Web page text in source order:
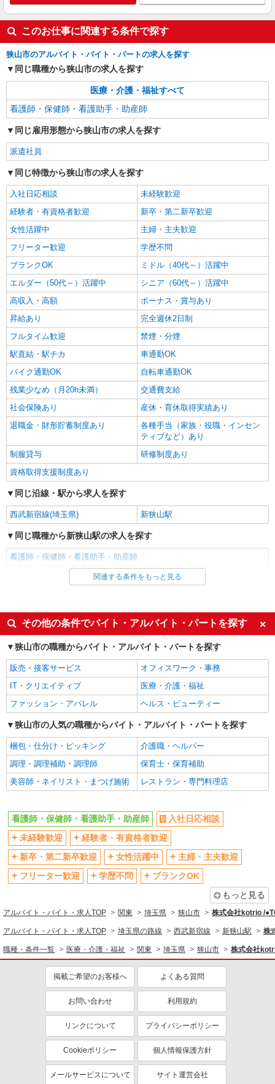
キープ
派遣社員
【職場環境◎】よすぎて全私が泣いた≫看護
助手募集♪未経験OK！
時給1600円〜2250円 ＜日払い有/週払い有/交
通費全支給(ガソリン代含む)＞
狭山市駅そば
キープ
職業紹介
株式会社kotrio /●SW-S-2156553
NEW
新狭山駅＊資格取得支援あり！病院の看護助
手◆未経験歓迎
【正社員】月給240,000〜400,000円 ・基本
給：200,000円〜220,000円 ・資格手当：10,000〜
30,000円 ・役職手当：10,000〜70,000円 ・処遇改
善手当：20,000〜60,000円（勤続年数、保有資格
により変動） ・固定残業手当：20,000円（10時
間） ※固定残業時間を超過する場合には超過勤務
手当として別途支給 ・夜勤手当：10,000円/1回
（上記給与とは別に支給） 下記資格をお持ちの方
歓迎 ・認知症介護基礎研修 ・初任者研修 ・実務
者研修 ・介護福祉士 など
埼玉県狭山市
キープ 詳細を見る
派遣社員
株式会社kotrio /●SI-H-2076300
≪新狭山駅≫16時帰宅もOK♪病院で補助だけ
のまったり作業
時給1600円〜2250円 ＜日払い有/週払い有/交
通費全支給(ガソリン代含む)＞
狭山市 ★来社不要
キープ 詳細を見る
職業紹介
株式会社kotrio /●SW-S-2080126
新狭山駅近く☆病院での看護助手♪週3日OK
のパートSTAFF◎
時給1550円〜2312円 ＜交通費全支給(ガソリ
ン代含む)＞
埼玉県狭山市
詳細を見る
このお仕事に関連する条件で探す
狭山市のアルバイト・バイト・パートの求人を探す
同じ職種から狭山市の求人を探す
医療・介護・福祉すべて
看護師・保健師・看護助手・助産師
同じ雇用形態から狭山市の求人を探す
派遣社員
同じ特徴から狭山市の求人を探す
入社日応相談
未経験歓迎
経験者・有資格者歓迎
新卒・第二新卒歓迎
女性活躍中
主婦・主夫歓迎
フリーター歓迎
学歴不問
ブランクOK
ミドル（40代～）活躍中
エルダー（50代～）活躍中
シニア（60代～）活躍中
高収入・高額
ボーナス・賞与あり
昇給あり
完全週休2日制
フルタイム歓迎
禁煙・分煙
駅直結・駅チカ
車通勤OK
バイク通勤OK
自転車通勤OK
残業少なめ（月20h未満）
交通費支給
社会保険あり
産休・育休取得実績あり
退職金・財形貯蓄制度あり
各種手当（家族・役職・インセン
ティブなど）あり
制服貸与
研修制度あり
資格取得支援制度あり
同じ沿線・駅から求人を探す
西武新宿線(埼玉県) 新狭山駅
同じ職種から新狭山駅の求人を探す
看護師・保健師・看護助手・助産師
同じ雇用形態から新狭山駅の求人を探す
同じ特徴から新狭山駅の求人を探す
入社日応相談
未経験歓迎
経験者・有資格者歓迎
新卒・第二新卒歓迎
女性活躍中
主婦・主夫歓迎
フリーター歓迎
学歴不問
ブランクOK
ミドル（40代～）活躍中
エルダー（50代～）活躍中
シニア（60代～）活躍中
高収入・高額
ボーナス・賞与あり
昇給あり
完全週休2日制
フルタイム歓迎
禁煙・分煙
バイク通勤OK
自転車通勤OK
残業少なめ（月20h未満）
交通費支給
社会保険あり
産休・育休取得実績あり
退職金・財形貯蓄制度あり
各種手当（家族・役職・インセン
ティブなど）あり
医療・介護・福祉
看護師・保健師・看護助手・助産師
同じ特徴から求人を探す
ミドル（40代～）活躍中
ボーナス・賞与あり
車通勤OK
交通費支給
社会保険あり
産休・育休取得実績あり
関連する条件をもっと見る
その他の条件でバイト・アルバイト・パートを探す
狭山市の職種からバイト・アルバイト・パートを探す
販売・接客サービス
オフィスワーク・事務
IT・クリエイティブ
医療・介護・福祉
ファッション・アパレル
ヘルス・ビューティー
狭山市の人気の職種からバイト・アルバイト・パートを探す
梱包・仕分け・ピッキング
介護職・ヘルパー
調理・調理補助・調理師
保育士・保育補助
美容師・ネイリスト・まつげ施術
レストラン・専門料理店
看護師・保健師・看護助手・助産師
入社日応相談
未経験歓迎
経験者・有資格者歓迎
新卒・第二新卒歓迎
女性活躍中
主婦・主夫歓迎
フリーター歓迎
学歴不問
ブランクOK
もっと見る
アルバイト・バイト・求人TOP 関東 埼玉県 狭山市 株式会社kotrio /
アルバイト・バイト・求人TOP 埼玉県の路線 西武新宿線 新狭山駅 株
職種・条件一覧 医療・介護・福祉 関東 埼玉県 狭山市 株式会社
掲載ご希望のお客様へ よくある質問
お問い合わせ 利用規約
リンクについて プライバシーポリシー
Cookieポリシー 個人情報保護方針
メールサービスについて サイト運営会社